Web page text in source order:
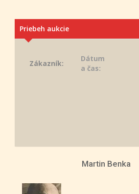
Priebeh aukcie
Zákazník:
Dátum
a čas:
Martin Benka